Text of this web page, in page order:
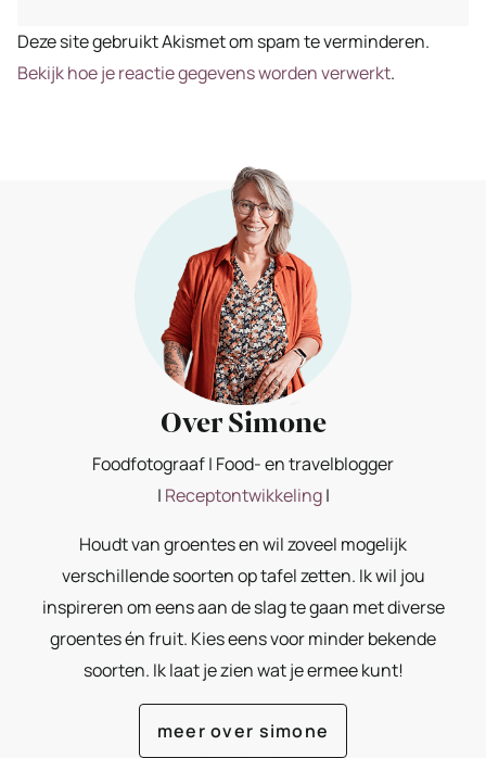
Deze site gebruikt Akismet om spam te verminderen.
Bekijk hoe je reactie gegevens worden verwerkt.
Over Simone
Foodfotograaf | Food- en travelblogger
| Receptontwikkeling|
Houdt van groentes en wil zoveel mogelijk
verschillende soorten op tafel zetten. Ik wil jou
inspireren om eens aan de slag te gaan met diverse
groentes én fruit. Kies eens voor minder bekende
soorten. Ik laat je zien wat je ermee kunt!
meer over simone